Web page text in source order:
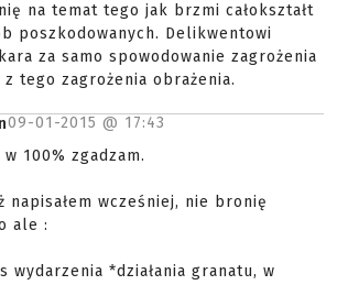
na temat tego jak brzmi całokształt
poszkodowanych. Delikwentowi
za samo spowodowanie zagrożenia
z tego zagrożenia obrażenia.
09-01-2015 @ 17:43
w 100% zgadzam.
napisałem wcześniej, nie bronię
ale :
wydarzenia *działania granatu, w